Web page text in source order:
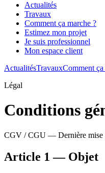
Actualités
Travaux
Comment ça marche ?
Estimez mon projet
Je suis professionnel
Mon espace client
ActualitésTravauxComment ça
Légal
Conditions
CGV / CGU — Dernière mise
Article 1 — Objet